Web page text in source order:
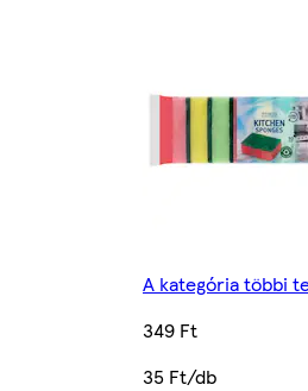
A kategória többi
349 Ft
35 Ft/db